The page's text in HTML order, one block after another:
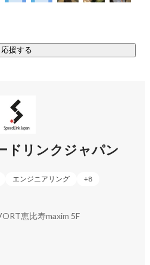
しています。
なIT技術研修事業です！
行っています。
応援する
ドリンクジャパン
エンジニアリング +8
恵比寿maxim 5F